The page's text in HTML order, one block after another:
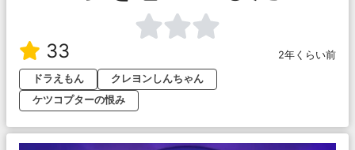
33
2年くらい前
ドラえもん
クレヨンしんちゃん
ケツコプターの恨み